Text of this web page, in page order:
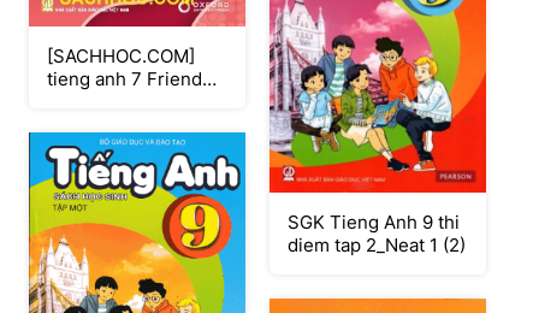
[SACHHOC.COM]
tieng anh 7 Friend
SGK Tieng Anh 9 thi
diem tap 2_Neat 1 (2)